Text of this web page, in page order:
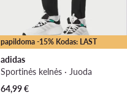
papildoma -15% Kodas: LAST
adidas
Sportinės kelnės · Juoda
64,99€